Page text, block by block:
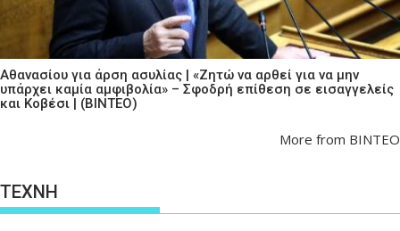
Αθανασίου για άρση ασυλίας | «Ζητώ να αρθεί για να μην
υπάρχει καμία αμφιβολία» – Σφοδρή επίθεση σε εισαγγελείς
και Κοβέσι | (ΒΙΝΤΕΟ)
More from ΒΙΝΤΕΟ
ΤΕΧΝΗ